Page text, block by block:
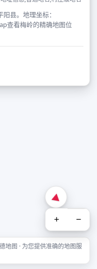
县。地理坐标：
查看梅岭的精确地图位
+ −
地图 · 为您提供准确的地图服